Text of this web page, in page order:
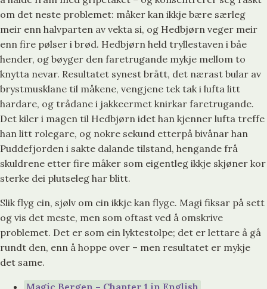
om det neste problemet: måker kan ikkje bære særleg
meir enn halvparten av vekta si, og Hedbjørn veger meir
enn fire pølser i brød. Hedbjørn held tryllestaven i båe
hender, og bøyger den faretrugande mykje mellom to
knytta nevar. Resultatet synest brått, det nærast bular av
brystmusklane til måkene, vengjene tek tak i lufta litt
hardare, og trådane i jakkeermet knirkar faretrugande.
Det kiler i magen til Hedbjørn idet han kjenner lufta treffe
han litt rolegare, og nokre sekund etterpå bivånar han
Puddefjorden i sakte dalande tilstand, hengande frå
skuldrene etter fire måker som eigentleg ikkje skjøner kor
sterke dei plutseleg har blitt.
Slik flyg ein, sjølv om ein ikkje kan flyge. Magi fiksar på sett
og vis det meste, men som oftast ved å omskrive
problemet. Det er som ein lyktestolpe; det er lettare å gå
rundt den, enn å hoppe over – men resultatet er mykje
det same.
Magic Bergen – Chapter 1 in English